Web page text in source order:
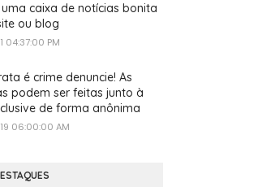
caixa de notícias bonita
ou blog
04:37:00 PM
é crime denuncie! As
podem ser feitas junto à
de forma anônima
06:00:00 AM